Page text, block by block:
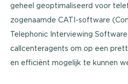
geheel geoptimaliseerd voor
zogenaamde CATI-software
Telephonic Interviewing
callcenteragents om op een
en efficiënt mogelijk te kunnen